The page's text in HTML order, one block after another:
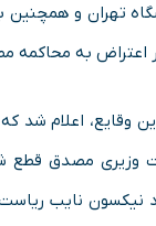
تهران و همچنین
اعلام شد که
وزیری مصدق قطع
نیکسون نایب